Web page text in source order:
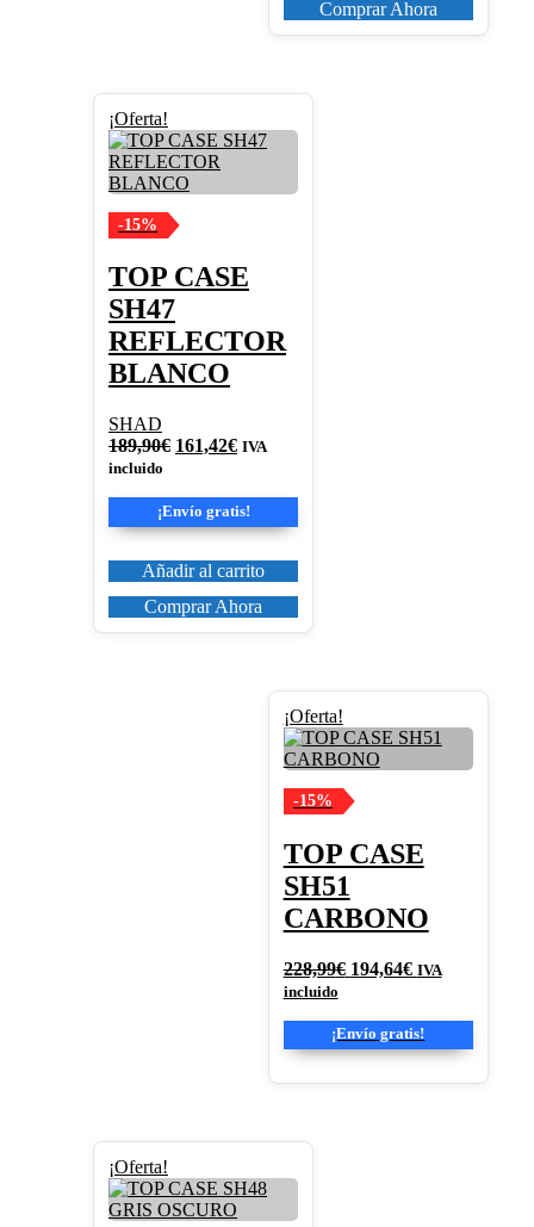
Comprar Ahora
¡Oferta!
-15%
TOP CASE
SH47
REFLECTOR
BLANCO
SHAD
189,90€ El
era:
189,90€.
161,42€El
es:
161,42€.
IVA
incluido
¡Envío gratis!
Añadir al carrito
Comprar Ahora
¡Oferta!
-15%
TOP CASE
SH51
CARBONO
228,99€ El
era:
228,99€.
194,64€El
es:
194,64€.
IVA
incluido
¡Envío gratis!
¡Oferta!